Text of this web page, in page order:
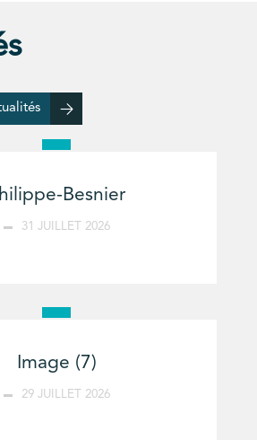
Besnier
31 JUILLET 2026
Image (7)
29 JUILLET 2026